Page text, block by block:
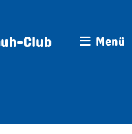
Club Menü